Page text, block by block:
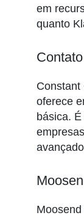
em
quanto
Constant
oferece
básica.